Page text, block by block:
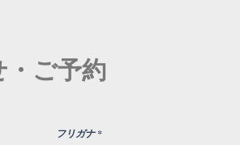
ご予約
フリガナ